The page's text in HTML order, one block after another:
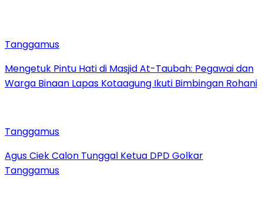
Tanggamus
Mengetuk Pintu Hati di Masjid At-Taubah: Pegawai dan
Warga Binaan Lapas Kotaagung Ikuti Bimbingan Rohani
Tanggamus
Agus Ciek Calon Tunggal Ketua DPD Golkar
Tanggamus